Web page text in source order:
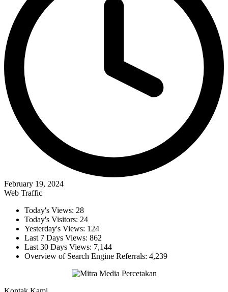
February 19, 2024
Web Traffic
Today's Views: 28
Today's Visitors: 24
Yesterday's Views: 124
Last 7 Days Views: 862
Last 30 Days Views: 7,144
Overview of Search Engine Referrals: 4,239